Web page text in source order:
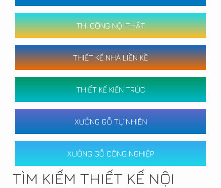
THI CÔNG NỘI THẤT
THIẾT KẾ NHÀ LIỀN KỀ
THIẾT KẾ KIẾN TRÚC
XƯỞNG GỖ TỰ NHIÊN
XƯỞNG GỖ CÔNG NGHIỆP
TÌM KIẾM THIẾT KẾ NỘI